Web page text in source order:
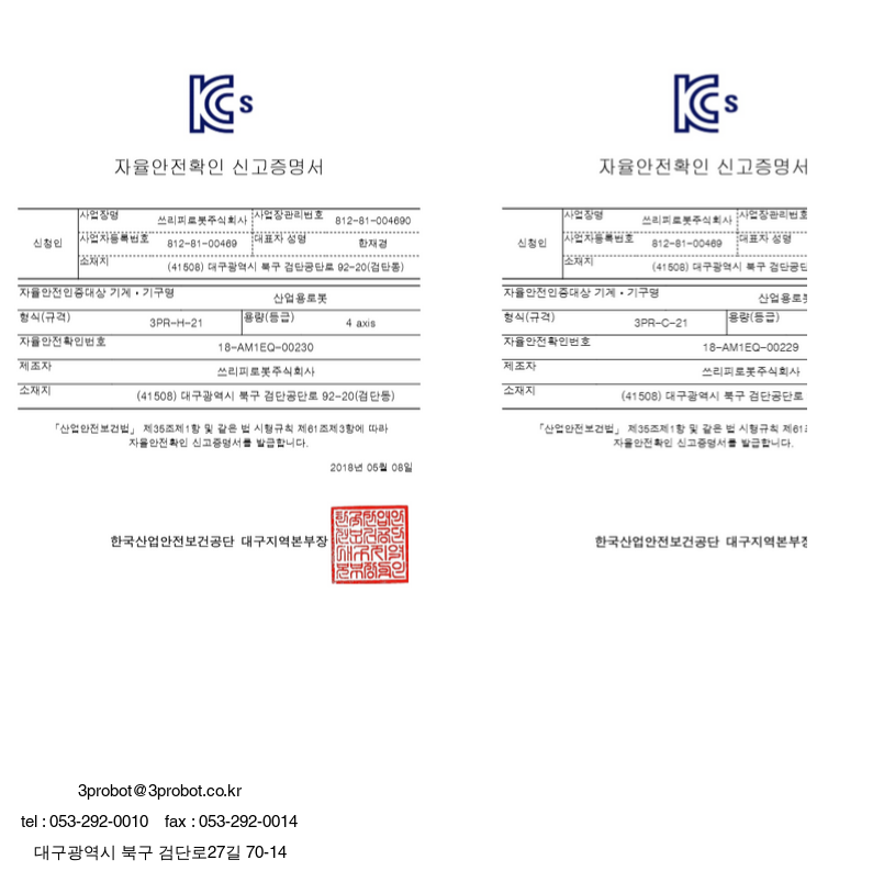
fax : 053-292-0014
tel : 053-292-0010
3probot@3probot.co.kr
대구광역시 북구 검단로27길 70-14